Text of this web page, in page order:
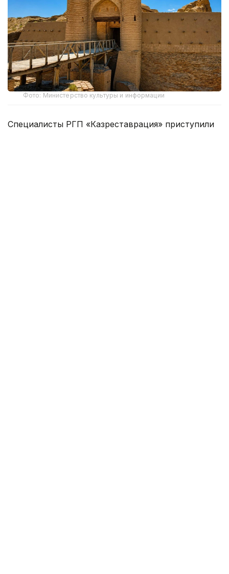
Фото: Министерство культуры и информации
Специалисты РГП «Казреставрация» приступили